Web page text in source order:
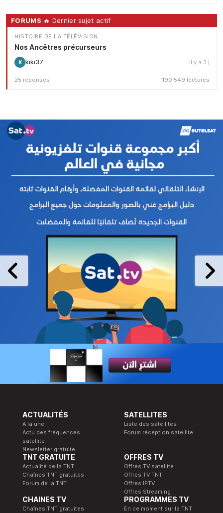
FORUMS 🔥 Dernier sujet actif
HISTOIRE DE LA TÉLÉVISION
Nos Ancêtres précurseurs
K kiki37 il y a 3 j
25 réponses 190 549 lectures
ACTUALITÉS
A la une
Actu des fréquences
satellite
Newsletter gratuite
SATELLITES
Liste des satellites
Forum réception satellite
TNT GRATUITE
Actualité de la TNT
Chaînes TNT gratuites
Forum de la TNT
OFFRES TV
Offres TV satellite
Offres TV TNT
Offres IPTV
Offres Streaming
CHAINES TV
Chaînes TNT gratuites
PROGRAMMES TV
En ce moment sur la TNT